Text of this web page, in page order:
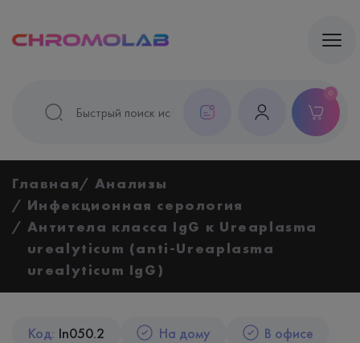
0
Главная
Анализы
Инфекционная серология
Антитела класса IgG к Ureaplasma
urealyticum (anti-Ureaplasma
urealyticum IgG)
Код: In050.2 На дому В офисе